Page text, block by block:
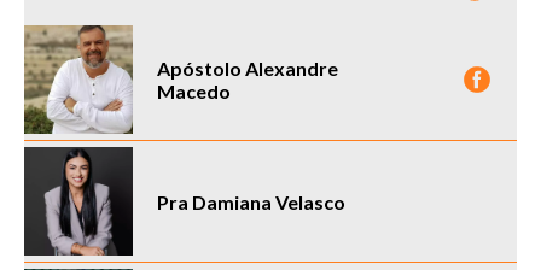
Apóstolo Alexandre
Macedo
Pra Damiana Velasco